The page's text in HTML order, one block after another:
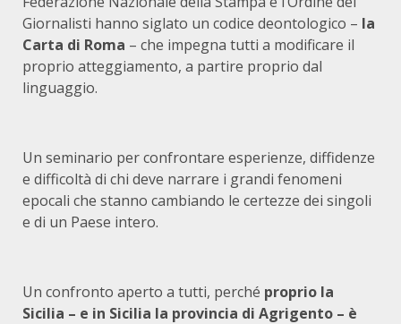
Giornalisti hanno siglato un codice deontologico – la
Carta di Roma – che impegna tutti a modificare il
proprio atteggiamento, a partire proprio dal
linguaggio.
Un seminario per confrontare esperienze, diffidenze
e difficoltà di chi deve narrare i grandi fenomeni
epocali che stanno cambiando le certezze dei singoli
e di un Paese intero.
Un confronto aperto a tutti, perché proprio la
Sicilia – e in Sicilia la provincia di Agrigento – è